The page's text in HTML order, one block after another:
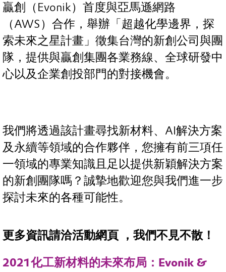
贏創（Evonik）首度與亞馬遜網路
（AWS）合作，舉辦「超越化學邊界，探
索未來之星計畫」徵集台灣的新創公司與團
隊，提供與贏創集團各業務線、全球研發中
心以及企業創投部門的對接機會。
我們將透過該計畫尋找新材料、AI解決方案
及永續等領域的合作夥伴，您擁有前三項任
一領域的專業知識且足以提供新穎解決方案
的新創團隊嗎？誠摯地歡迎您與我們進一步
探討未來的各種可能性。
更多資訊請洽活動網頁 ，我們不見不散！
2021化工新材料的未來布局：Evonik &